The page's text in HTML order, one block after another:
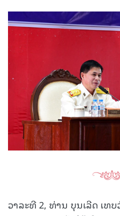
ວາລະທີ 2, ທ່ານ ບຸນເລີດ ເທ